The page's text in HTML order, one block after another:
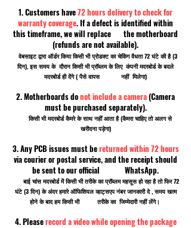
1. Customers have72 hours delivery to check for
warranty coverage. If a defect is identified within
this timeframe, we will replace the motherboard
(refunds are not available).
वेबसाइट द्वारा ऑर्डर किया किसी भी प्रोडक्ट का चेकिंग वैधता 72 घंटे की है (3
दिन), इस समय के दौरान किसी भी प्रॉब्लम के लिए कंपनी मदरबोर्ड के बदले
मदरबोर्ड ही देंगे ( पैसे वापस नहीं मिलेगा)
2. Motherboards donot include a camera(Camera
must be purchased separately).
किसी भी मदरबोर्ड कैमरे के साथ नहीं आता है (कैमरा चाहिए तो अलग से
खरीदना पड़ेगा)
3. Any PCB issues must bereturned within 72 hours
via courier or postal service, and the receipt should
be sent to our official WhatsApp.
बाई चांस मदरबोर्ड में किसी भी तरीके का प्रॉब्लम महसूस हो रहा है तो फिर 72
घंटे (3 दिन) के अंदर हमारे ऑफिशियल व्हाट्सएप नंबर जानकारी दे , समय खत्म
होने के बाद हम किसी भी तरीके का जिम्मेदारी नहीं लेंगे।
4. Pleaserecord a video while opening the package